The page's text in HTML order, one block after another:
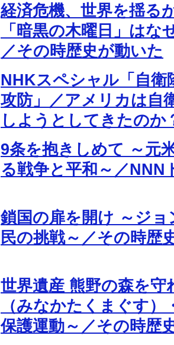
経済危機、世界を揺る
「暗黒の木曜日」はな
／その時歴史が動いた
NHKスペシャル「自衛
攻防」／アメリカは自
しようとしてきたのか
9条を抱きしめて ～元
る戦争と平和～／NNN
鎖国の扉を開け ～ジョ
民の挑戦～／その時歴
世界遺産 熊野の森を守
（みなかたくまぐす）
保護運動～／その時歴